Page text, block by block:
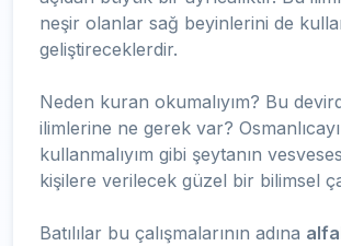
neşir olanlar sağ beyinlerini de
geliştireceklerdir.
Neden kuran okumalıyım? Bu
ilimlerine ne gerek var?
kullanmalıyım gibi şeytanın
kişilere verilecek güzel bir bilimsel
Batılılar bu çalışmalarının adına